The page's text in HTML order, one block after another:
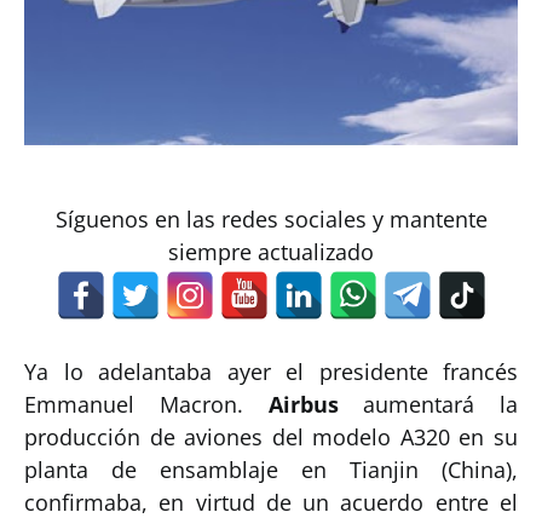
Síguenos en las redes sociales y mantente
siempre actualizado
Ya lo adelantaba ayer el presidente francés
Emmanuel Macron. Airbusaumentará la
producción de aviones del modelo A320 en su
planta de ensamblaje en Tianjin (China),
confirmaba, en virtud de un acuerdo entre el